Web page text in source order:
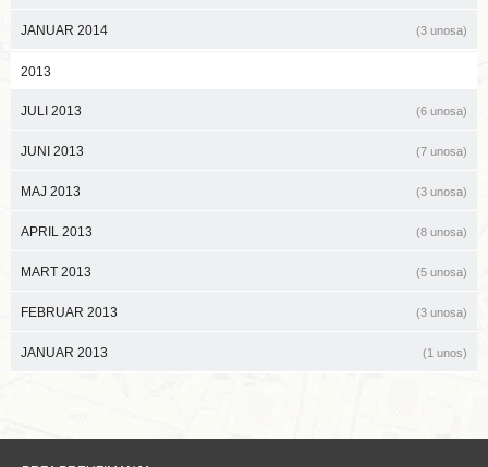
JANUAR 2014 (3 unosa)
2013
JULI 2013 (6 unosa)
JUNI 2013 (7 unosa)
MAJ 2013 (3 unosa)
APRIL 2013 (8 unosa)
MART 2013 (5 unosa)
FEBRUAR 2013 (3 unosa)
JANUAR 2013 (1 unos)